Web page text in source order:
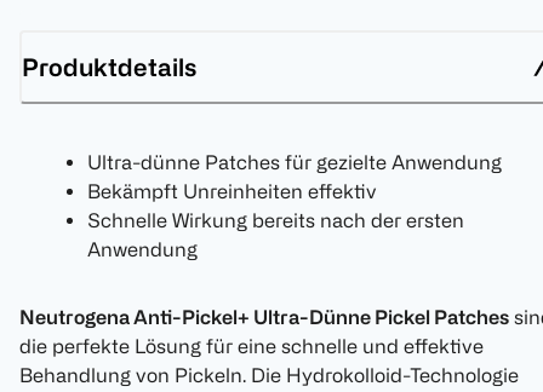
Produktdetails
Ultra-dünne Patches für gezielte Anwendung
Bekämpft Unreinheiten effektiv
Schnelle Wirkung bereits nach der ersten
Anwendung
Neutrogena Anti-Pickel+ Ultra-Dünne Pickel Patches
die perfekte Lösung für eine schnelle und effektive
Behandlung von Pickeln. Die Hydrokolloid-Technologie